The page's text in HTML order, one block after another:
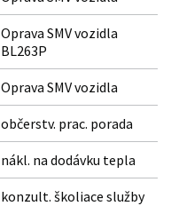
Oprava SMV vozidla
BL263P
Oprava SMV vozidla
občerstv. prac. porada
nákl. na dodávku tepla
konzult. školiace služby